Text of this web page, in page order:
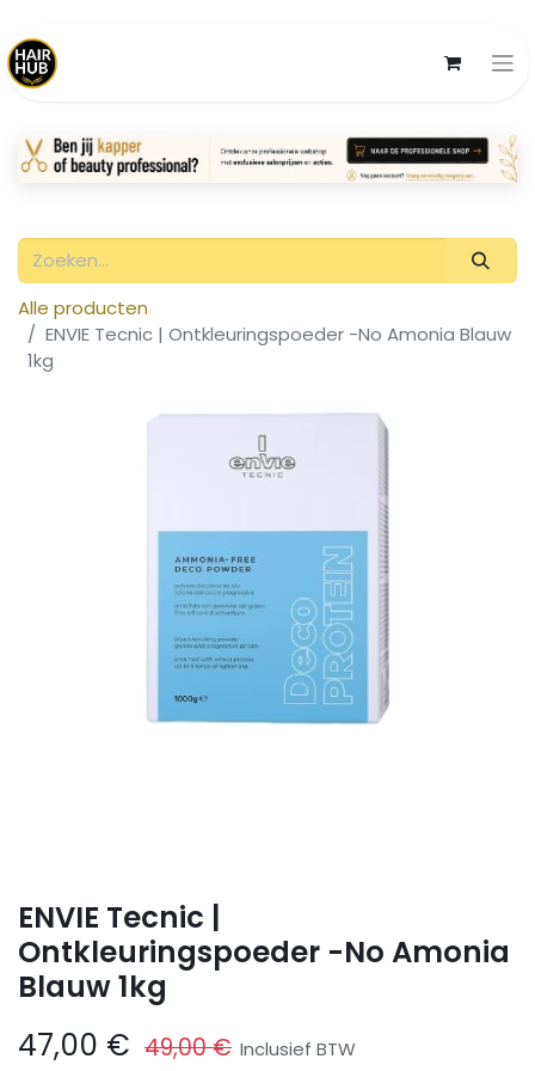
Alle producten
ENVIE Tecnic | Ontkleuringspoeder -No Amonia Blauw
1kg
ENVIE Tecnic |
Ontkleuringspoeder -No Amonia
Blauw 1kg
47,00 € 49,00€ Inclusief BTW